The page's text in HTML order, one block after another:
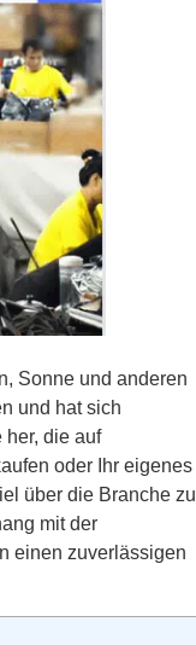
Sonne und anderen
und hat sich
die auf
oder Ihr eigenes
über die Branche zu
mit der
einen zuverlässigen